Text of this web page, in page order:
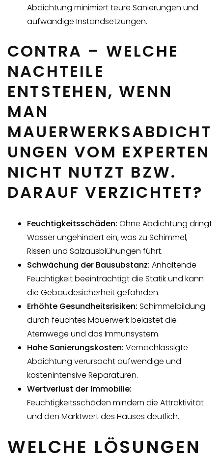
Abdichtung minimiert teure Sanierungen und
aufwändige Instandsetzungen.
CONTRA – WELCHE
NACHTEILE
ENTSTEHEN, WENN
MAN
MAUERWERKSABDICHT
UNGEN VOM EXPERTEN
NICHT NUTZT BZW.
DARAUF VERZICHTET?
Feuchtigkeitsschäden: Ohne Abdichtung dringt
Wasser ungehindert ein, was zu Schimmel,
Rissen und Salzausblühungen führt.
Schwächung der Bausubstanz: Anhaltende
Feuchtigkeit beeinträchtigt die Statik und kann
die Gebäudesicherheit gefährden.
Erhöhte Gesundheitsrisiken: Schimmelbildung
durch feuchtes Mauerwerk belastet die
Atemwege und das Immunsystem.
Hohe Sanierungskosten: Vernachlässigte
Abdichtung verursacht aufwendige und
kostenintensive Reparaturen.
Wertverlust der Immobilie:
Feuchtigkeitsschäden mindern die Attraktivität
und den Marktwert des Hauses deutlich.
WELCHE LÖSUNGEN